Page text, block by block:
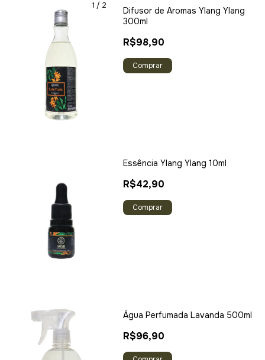
1 / 2
Difusor de Aromas Ylang Ylang
300ml
R$98,90
Comprar
Essência Ylang Ylang 10ml
R$42,90
Água Perfumada Lavanda 500ml
R$96,90